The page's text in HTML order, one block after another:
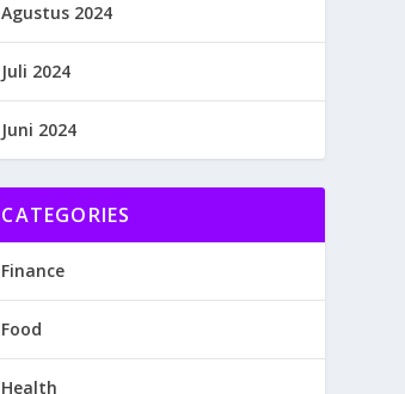
Agustus 2024
Juli 2024
Juni 2024
CATEGORIES
Finance
Food
Health